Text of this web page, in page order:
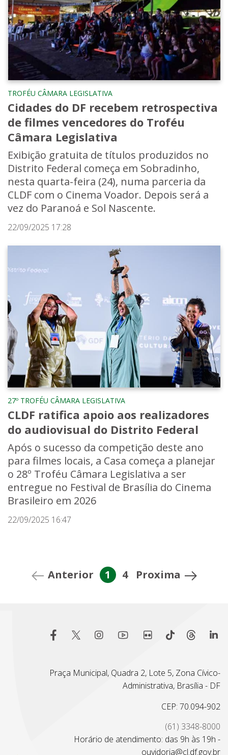
TROFÉU CÂMARA LEGISLATIVA
Cidades do DF recebem retrospectiva
de filmes vencedores do Troféu
Câmara Legislativa
Exibição gratuita de títulos produzidos no
Distrito Federal começa em Sobradinho,
nesta quarta-feira (24), numa parceria da
CLDF com o Cinema Voador. Depois será a
vez do Paranoá e Sol Nascente.
22/09/2025 17:28
27º TROFÉU CÂMARA LEGISLATIVA
CLDF ratifica apoio aos realizadores
do audiovisual do Distrito Federal
Após o sucesso da competição deste ano
para filmes locais, a Casa começa a planejar
o 28º Troféu Câmara Legislativa a ser
entregue no Festival de Brasília do Cinema
Brasileiro em 2026
22/09/2025 16:47
Anterior 1 4 Proxima
Praça Municipal, Quadra 2, Lote 5, Zona Cívico-
Administrativa, Brasília - DF
CEP: 70.094-902
(61) 3348-8000
Horário de atendimento: das 9h às 19h -
ouvidoria@cl.df.gov.br